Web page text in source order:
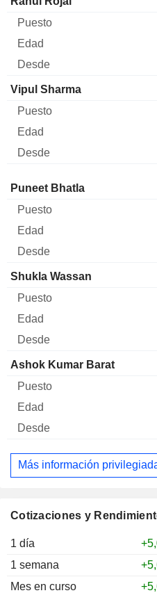
Cotizaciones y
1 día
1 semana
Mes en curso
Vipul Sharma
Administrador
Puneet Bhatla
Shukla Wassan
Ashok Kumar Barat
Más información